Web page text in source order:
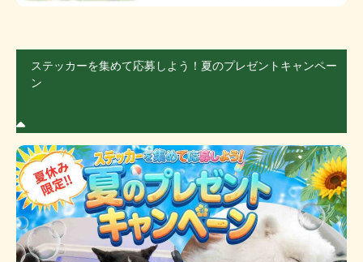
ステッカーを集めて応募しよう！夏のプレゼントキャンペー
ン